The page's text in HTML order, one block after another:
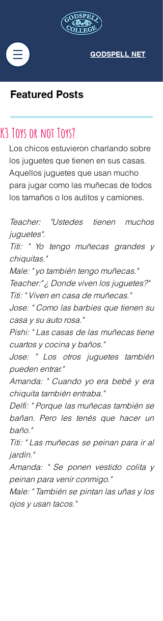
GODSPELL NET
Featured Posts
K3 Toys or not Toys?
Los chicos estuvieron charlando sobre
los juguetes que tienen en sus casas.
Aquellos juguetes que usan mucho
para jugar como las muñecas de todos
los tamaños o los autitos y camiones.
Teacher: "Ustedes tienen muchos
juguetes".
Titi: " Yo tengo muñecas grandes y
chiquitas."
Male: " yo también tengo muñecas."
Teacher:" ¿ Donde viven los juguetes?"
Titi: " Viven en casa de muñecas."
Jose: " Como las barbies que tienen su
casa y su auto rosa."
Pishi: " Las casas de las muñecas tiene
cuartos y cocina y baños."
Jose: " Los otros juguetes también
pueden entrar."
Amanda: " Cuando yo era bebé y era
chiquita también entraba."
Delfi: " Porque las muñecas también se
bañan. Pero les tenés que hacer un
baño."
Titi: " Las muñecas se peinan para ir al
jardín."
Amanda: " Se ponen vestido colita y
peinan para venir conmigo."
Male: " También se pintan las uñas y los
ojos y usan tacos."